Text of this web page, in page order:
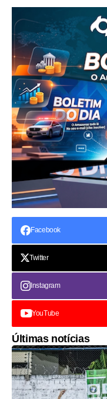
Facebook
Twitter
Instagram
YouTube
Últimas notícias